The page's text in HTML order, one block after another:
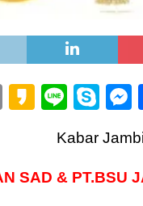
C
y
K
a
Li
n
e
S
y
p
e
Kabar
SAD & PT.BSU